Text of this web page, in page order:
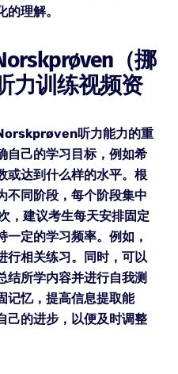
理解。
（挪
力训练视频资
听力能力的重
自己的学习目标，例如希
或达到什么样的水平。根
不同阶段，每个阶段集中
，建议考生每天安排固定
一定的学习频率。例如，
行相关练习。同时，可以
结所学内容并进行自我测
记忆，提高信息提取能
己的进步，以便及时调整